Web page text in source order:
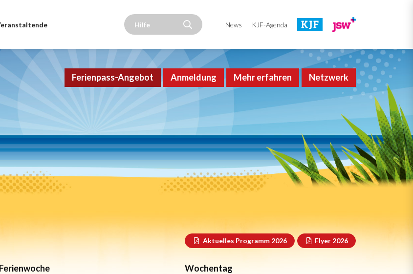
News KJF-Agenda
Ferienpass-Angebot Anmeldung Mehr erfahren Netzwerk
Aktuelles Programm 2026 Flyer 2026
Ferienwoche Wochentag